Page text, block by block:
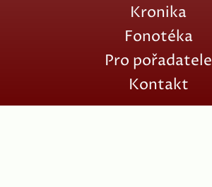
Kronika
Fonotéka
Pro pořadatele
Kontakt